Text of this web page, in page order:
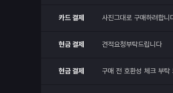
카드 결제 사진그대로 구매하려합니
현금 결제 견적요청부탁드립니다
현금 결제 구매 전 호환성 체크 부탁